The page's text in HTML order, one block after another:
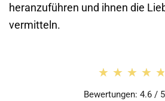
heranzuführen und ihnen die
vermitteln.
★★★★★
★★★★★
Bewertungen: 4.6 /